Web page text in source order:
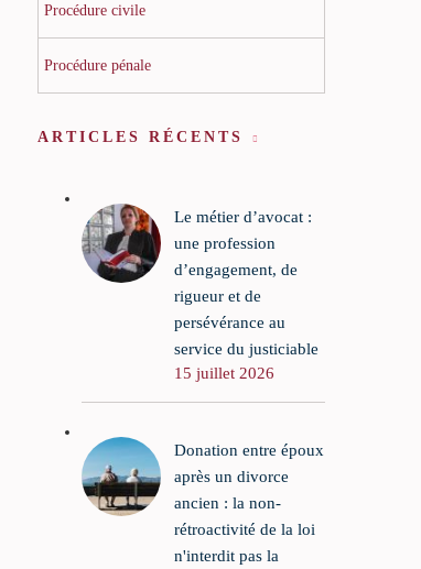
Procédure civile
Procédure pénale
ARTICLES RÉCENTS
Le métier d’avocat :
une profession
d’engagement, de
rigueur et de
persévérance au
service du justiciable
15 juillet 2026
Donation entre époux
après un divorce
ancien : la non-
rétroactivité de la loi
n'interdit pas la